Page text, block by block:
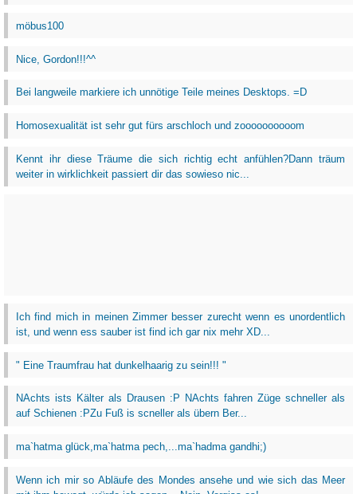
möbus100
Nice, Gordon!!!^^
Bei langweile markiere ich unnötige Teile meines Desktops. =D
Homosexualität ist sehr gut fürs arschloch und zoooooooooom
Kennt ihr diese Träume die sich richtig echt anfühlen?Dann träum
weiter in wirklichkeit passiert dir das sowieso nic...
Ich find mich in meinen Zimmer besser zurecht wenn es unordentlich
ist, und wenn ess sauber ist find ich gar nix mehr XD...
" Eine Traumfrau hat dunkelhaarig zu sein!!! "
NAchts ists Kälter als Drausen :P NAchts fahren Züge schneller als
auf Schienen :PZu Fuß is scneller als übern Ber...
ma`hatma glück,ma`hatma pech,...ma`hadma gandhi;)
Wenn ich mir so Abläufe des Mondes ansehe und wie sich das Meer